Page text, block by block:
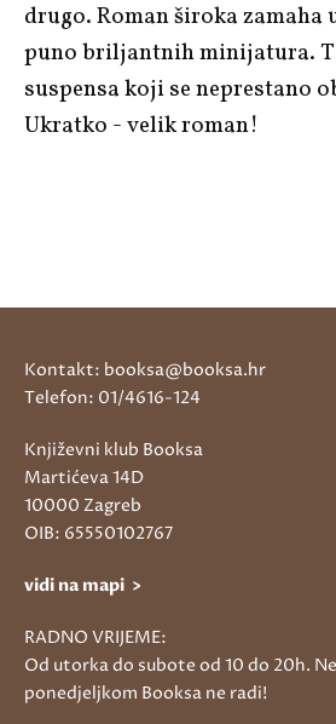
drugo. Roman široka zamaha
puno briljantnih minijatura.
suspensa koji se neprestano
Ukratko - velik roman!
Kontakt: booksa@booksa.hr
Telefon: 01/4616-124
Književni klub Booksa
Martićeva 14D
10000 Zagreb
OIB: 65550102767
vidi na mapi >
RADNO VRIJEME:
Od utorka do subote od 10 do 20h.
ponedjeljkom Booksa ne radi!